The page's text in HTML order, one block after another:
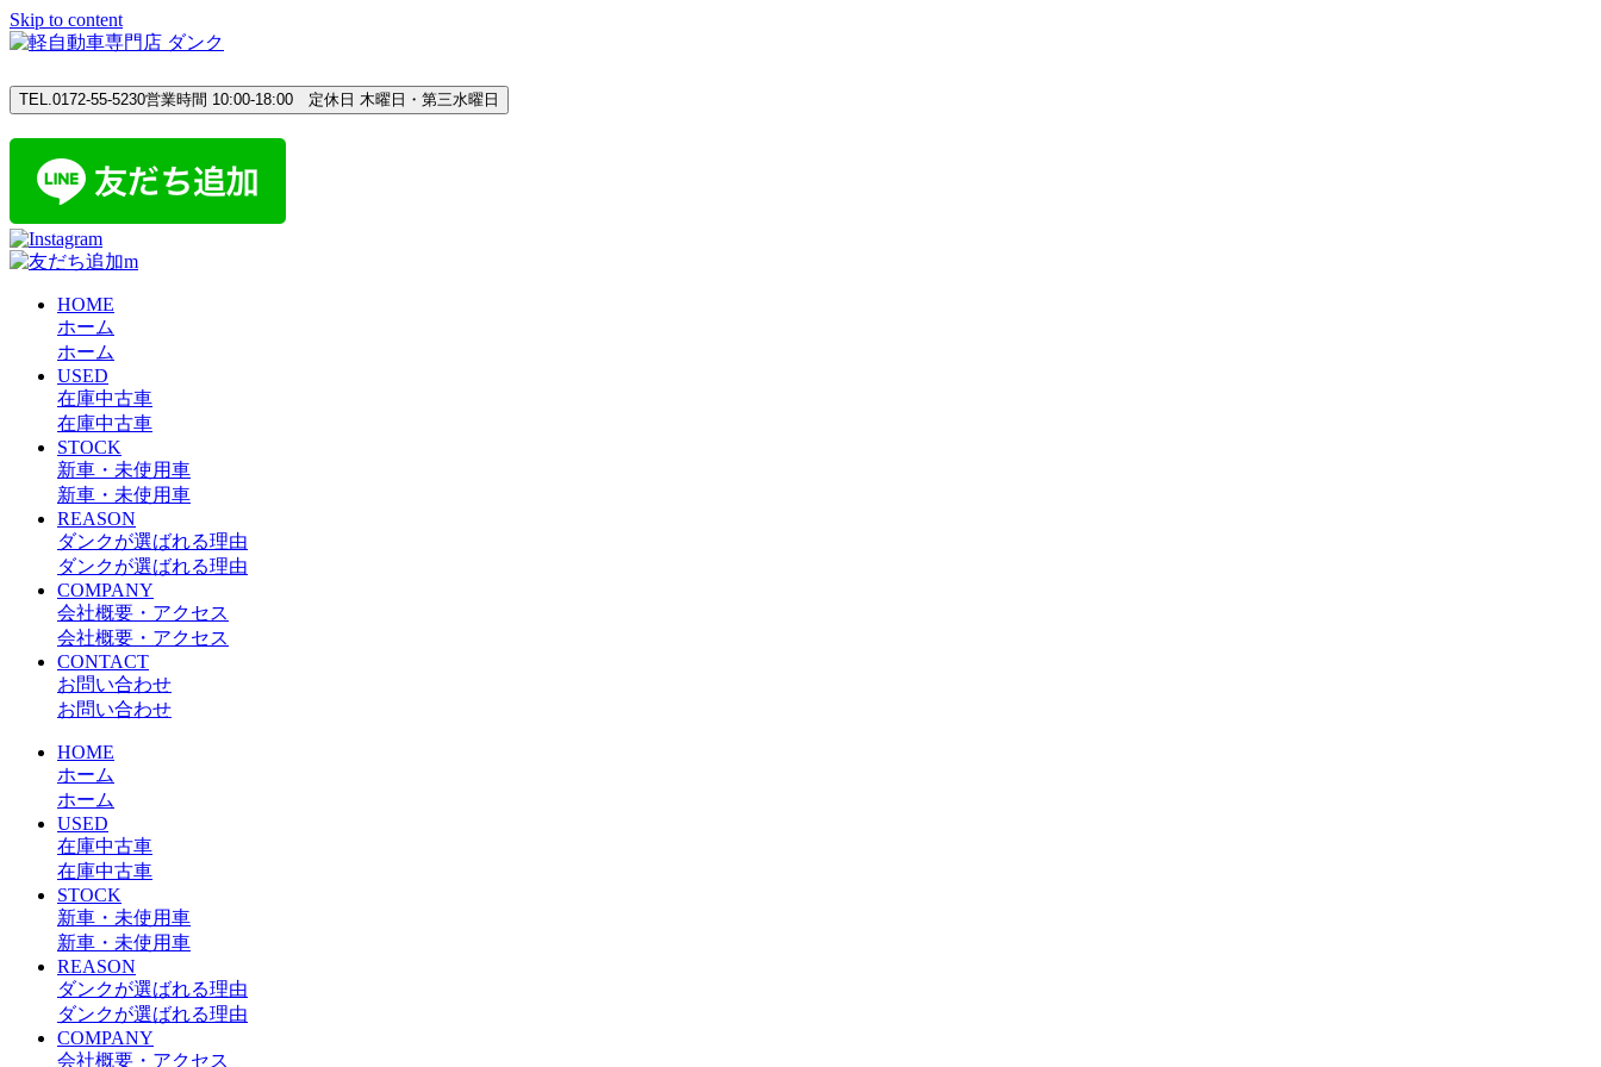
Skip to content
TEL.0172-55-5230営業時間 10:00-18:00 定休日 木曜日・第三水曜日
HOME
ホーム
ホーム
USED
在庫中古車
在庫中古車
STOCK
新車・未使用車
新車・未使用車
REASON
ダンクが選ばれる理由
ダンクが選ばれる理由
COMPANY
会社概要・アクセス
会社概要・アクセス
CONTACT
お問い合わせ
お問い合わせ
HOME
ホーム
ホーム
USED
在庫中古車
在庫中古車
STOCK
新車・未使用車
新車・未使用車
REASON
ダンクが選ばれる理由
ダンクが選ばれる理由
COMPANY
会社概要・アクセス